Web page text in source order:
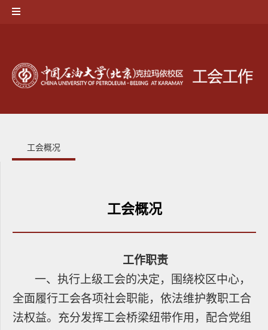
工会概况
工会概况
工作职责
一、执行上级工会的决定，围绕校区中心，
全面履行工会各项社会职能，依法维护教职工合
法权益。充分发挥工会桥梁纽带作用，配合党组